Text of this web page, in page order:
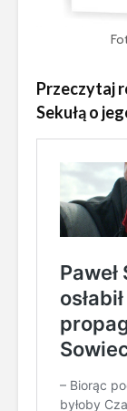
Przeczytaj
Sekułą o